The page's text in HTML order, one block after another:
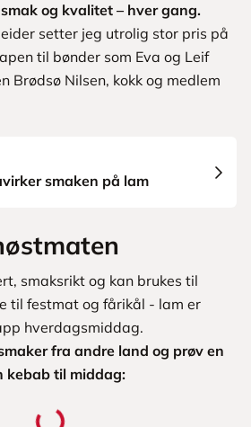
og kvalitet – hver gang.
setter jeg utrolig stor pris på
til bønder som Eva og Leif
Brødsø Nilsen, kokk og medlem
smaken på lam
smaksrikt og kan brukes til
til festmat og fårikål - lam er
hverdagsmiddag.
fra andre land og prøv en
kebab til middag: